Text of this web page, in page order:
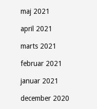
maj 2021
april 2021
marts 2021
februar 2021
januar 2021
december 2020